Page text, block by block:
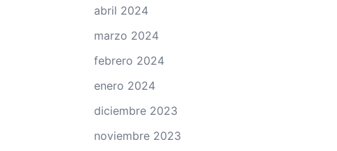
abril 2024
marzo 2024
febrero 2024
enero 2024
diciembre 2023
noviembre 2023